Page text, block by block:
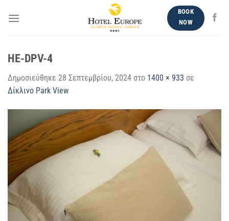
στο
BOOK
NOW
HE-DPV-4
Δημοσιεύθηκε 28 Σεπτεμβρίου, 2024 στο 1400 × 933 σε
Δίκλινο Park View